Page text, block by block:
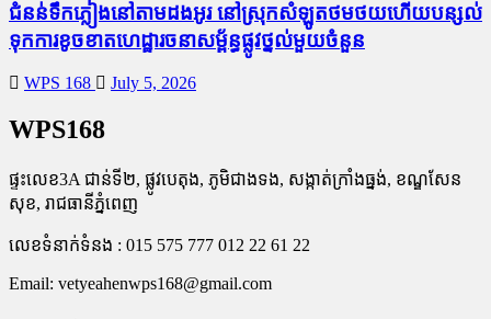
ជំនន់​ទឹកភ្លៀង​នៅ​តាម​ដងអូរ​ នៅ​ស្រុក​សំឡូត​ថមថយ​ហើយ​បន្សល់​
ទុក​ការ​ខូចខាត​ហេដ្ឋារចនាសម្ព័ន្ធ​ផ្លូវថ្នល់​មួយ​ចំនួន
WPS 168 July 5, 2026
WPS168
ផ្ទះលេខ3A ជាន់ទី២, ផ្លូវបេតុង, ភូមិជាងទង, សង្កាត់ក្រាំងធ្នង់, ខណ្ឌសែន
សុខ, រាជធានីភ្នំពេញ
លេខទំនាក់ទំនង : 015 575 777 012 22 61 22
Email: vetyeahenwps168@gmail.com